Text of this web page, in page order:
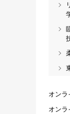
オンラ
オンラ